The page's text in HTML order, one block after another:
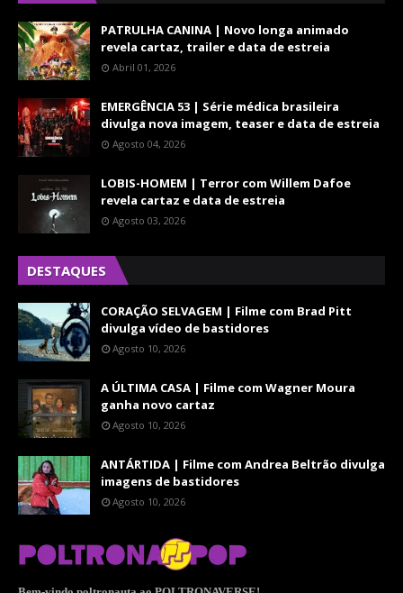
PATRULHA CANINA | Novo longa animado
revela cartaz, trailer e data de estreia
Abril 01, 2026
EMERGÊNCIA 53 | Série médica brasileira
divulga nova imagem, teaser e data de estreia
Agosto 04, 2026
LOBIS-HOMEM | Terror com Willem Dafoe
revela cartaz e data de estreia
Agosto 03, 2026
DESTAQUES
CORAÇÃO SELVAGEM | Filme com Brad Pitt
divulga vídeo de bastidores
Agosto 10, 2026
A ÚLTIMA CASA | Filme com Wagner Moura
ganha novo cartaz
Agosto 10, 2026
ANTÁRTIDA | Filme com Andrea Beltrão divulga
imagens de bastidores
Agosto 10, 2026